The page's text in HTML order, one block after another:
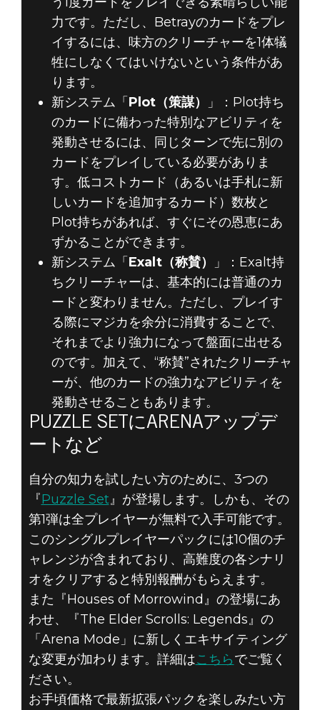
力です。ただし、Betrayのカードをプレ
イするには、味方のクリーチャーを1体犠
牲にしなくてはいけないという条件があ
ります。
新システム「 Plot（策謀）
」：Plot持ち
のカードに備わった特別なアビリティを
発動させるには、同じターンで先に別の
カードをプレイしている必要がありま
す。低コストカード（あるいは手札に新
しいカードを追加するカード）数枚と
Plot持ちがあれば、すぐにその恩恵にあ
ずかることができます。
新システム「 Exalt（称賛）
」：Exalt持
ちクリーチャーは、基本的には普通のカ
ードと変わりません。ただし、プレイす
る際にマジカを余分に消費することで、
それまでより強力になって盤面に出せる
のです。加えて、“称賛”されたクリーチャ
ーが、他のカードの強力なアビリティを
発動させることもあります。
PUZZLE SETにARENAアップデ
ートなど
自分の知力を試したい方のために、3つの
『Puzzle Set』が登場します。しかも、その
第1弾は全プレイヤーが無料で入手可能です。
このシングルプレイヤーパックには10個のチ
ャレンジが含まれており、高難度の各シナリ
オをクリアすると特別報酬がもらえます。
また『Houses of Morrowind』の登場にあ
わせ、『The Elder Scrolls: Legends』の
「Arena Mode」に新しくエキサイティング
な変更が加わります。詳細はこちらでご覧く
ださい。
お手頃価格で最新拡張パックを楽しみたい方